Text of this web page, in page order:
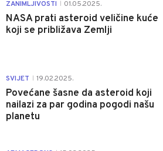
ZANIMLJIVOSTI 01.05.2025.
NASA prati asteroid veličine kuće
koji se približava Zemlji
SVIJET 19.02.2025.
Povećane šasne da asteroid koji
nailazi za par godina pogodi našu
planetu